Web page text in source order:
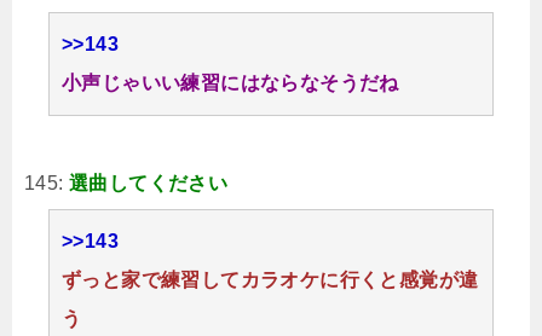
>>143
小声じゃいい練習にはならなそうだね
145: 選曲してください
>>143
ずっと家で練習してカラオケに行くと感覚が違
う